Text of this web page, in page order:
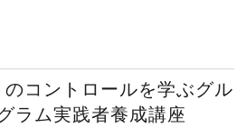
コントロールを学ぶグル
ラム実践者養成講座